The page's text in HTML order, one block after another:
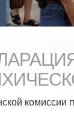
комиссии